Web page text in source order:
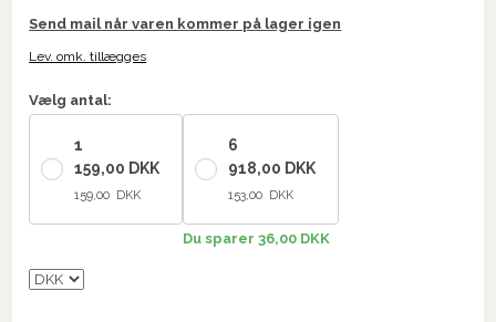
Send mail når varen kommer på lager igen
Lev. omk. tillægges
Vælg antal:
1
159,00 DKK
159,00 DKK
6
918,00 DKK
153,00 DKK
Du sparer 36,00 DKK